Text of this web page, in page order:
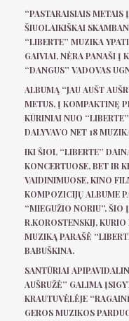
“PASTARAISIAIS METAIS
ŠIUOLAIKIŠKAI
“LIBERTE” MUZIKA
GAIVIAI, NĖRA PANAŠI Į
“DANGUS” VADOVAS
ALBUMĄ “JAU AUŠT
METUS, Į KOMPAKTINĘ
KŪRINIAI NUO
DALYVAVO NET 18
IKI ŠIOL “LIBERTE”
KONCERTUOSE, BET IR
VAIDINIMUOSE, KINO
KOMPOZICIJŲ ALBUME
“MIEGUŽIO NORIU”. ŠIO
R.KOROSTENSKIJ,
MUZIKĄ PARAŠĖ
BABUŠKINA.
SANTŪRIAI
AUŠRUŽĖ” GALIMA
KRAUTUVĖLĖJE
GEROS MUZIKOS